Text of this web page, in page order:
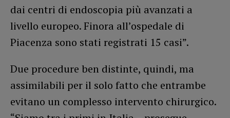
dai centri di endoscopia più avanzati a
livello europeo. Finora all’ospedale di
Piacenza sono stati registrati 15 casi”.
Due procedure ben distinte, quindi, ma
assimilabili per il solo fatto che entrambe
evitano un complesso intervento chirurgico.